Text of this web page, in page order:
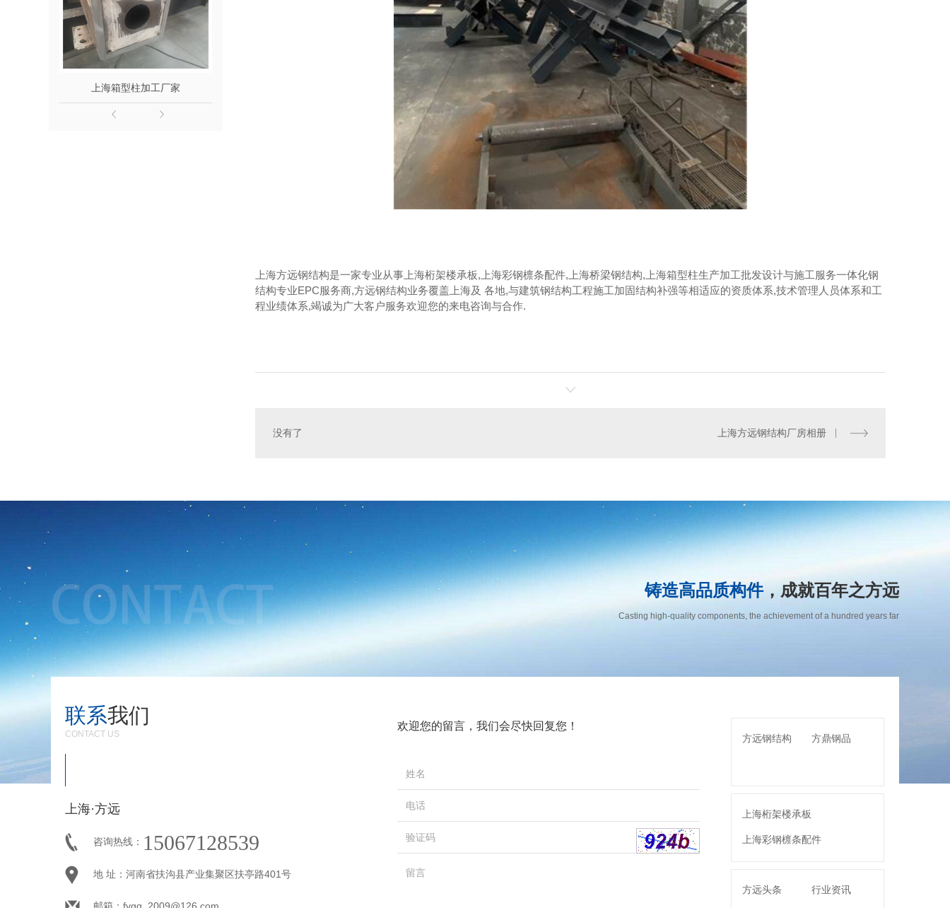
上海箱型柱加工厂家 上海箱型柱 上海桁架楼承板
上海方远钢结构是一家专业从事上海桁架楼承板,上海彩钢檩条配件,上海桥梁钢结构,上海箱型柱生产加工批发设计与施工服务一体化钢
结构专业EPC服务商,方远钢结构业务覆盖上海及 各地,与建筑钢结构工程施工加固结构补强等相适应的资质体系,技术管理人员体系和工
程业绩体系,竭诚为广大客户服务欢迎您的来电咨询与合作.
没有了 上海方远钢结构厂房相册
铸造高品质构件，成就百年之方远
Casting high-quality components, the achievement of a hundred years far
联系我们
CONTACT US
上海·方远
咨询热线： 15067128539
地 址：河南省扶沟县产业集聚区扶亭路401号
邮箱：fygg_2009@126.com
欢迎您的留言，我们会尽快回复您！
方远钢结构 方鼎钢品
上海桁架楼承板
上海彩钢檩条配件
上海箱型柱
方远头条 行业资讯